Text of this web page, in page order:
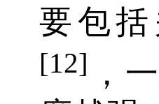
要包
[12] ，